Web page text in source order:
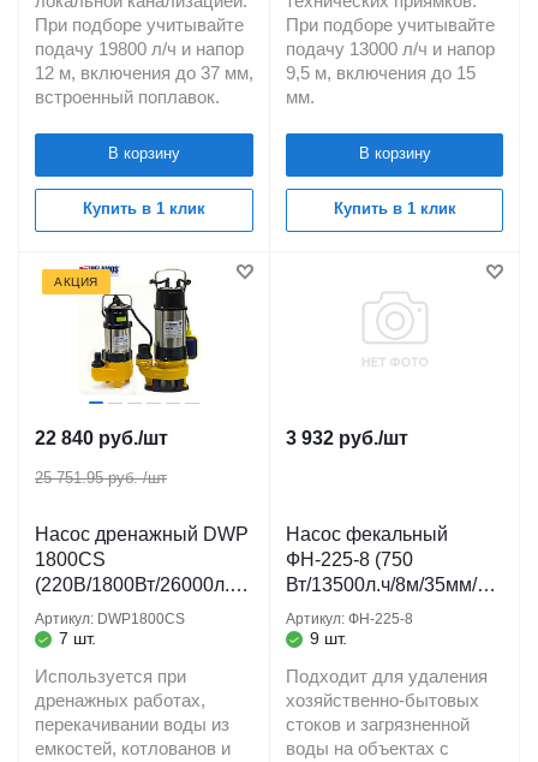
При подборе учитывайте
подачу 19800 л/ч и напор
12 м, включения до 37 мм,
встроенный поплавок.
В корзину
Купить в 1 клик
При подборе учитывайте
подачу 13000 л/ч и напор
9,5 м, включения до 15
мм.
В корзину
Купить в 1 клик
АКЦИЯ
22 840 руб./шт
25 751.95 руб. /шт
Насос дренажный DWP
1800CS
(220В/1800Вт/26000л.ч/
16м) кабель 10 м для
грязевых водоемов
7 шт.
Артикул: DWP1800CS
Используется при
дренажных работах,
перекачивании воды из
емкостей, котлованов и
3 932 руб./шт
Насос фекальный
ФН-225-8 (750
Вт/13500л.ч/8м/35мм/
кабель 8 м.) (GS-750)
JEMIX
9 шт.
Артикул: ФН-225-8
Подходит для удаления
хозяйственно-бытовых
стоков и загрязненной
воды на объектах с